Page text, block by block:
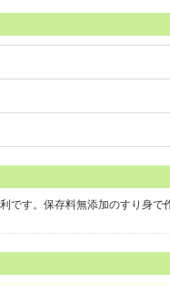
です。保存料無添加のすり身で